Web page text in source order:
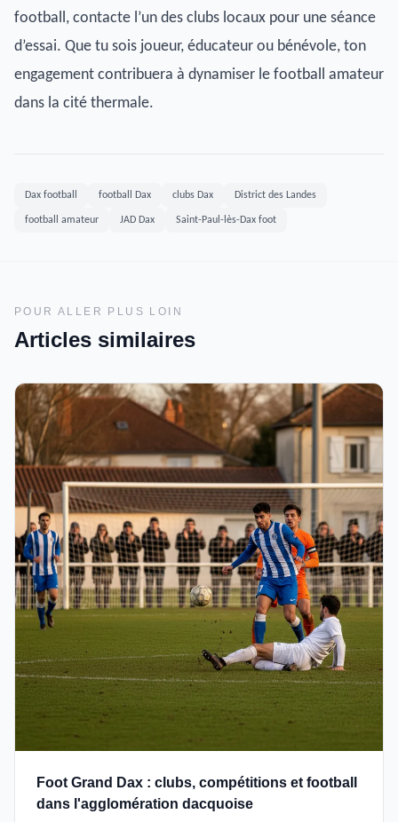
football, contacte l’un des clubs locaux pour une séance
d’essai. Que tu sois joueur, éducateur ou bénévole, ton
engagement contribuera à dynamiser le football amateur
dans la cité thermale.
Dax football football Dax clubs Dax District des Landes
football amateur JAD Dax Saint-Paul-lès-Dax foot
POUR ALLER PLUS LOIN
Articles similaires
Foot Grand Dax : clubs, compétitions et football
dans l'agglomération dacquoise